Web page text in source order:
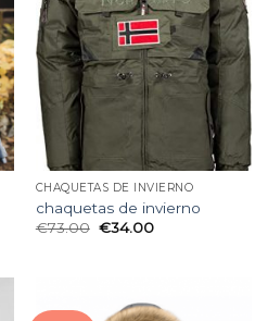
CHAQUETAS DE INVIERNO
chaquetas de invierno
€73.00 €34.00